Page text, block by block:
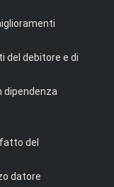
del debitore e di
dipendenza
del
datore